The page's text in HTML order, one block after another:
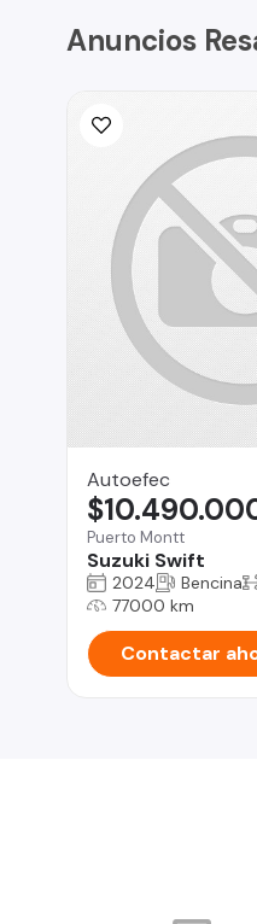
Anuncios
Autoefec
Puerto Montt
Suzuki Swift
2024 Bencina
77000 km
Contactar